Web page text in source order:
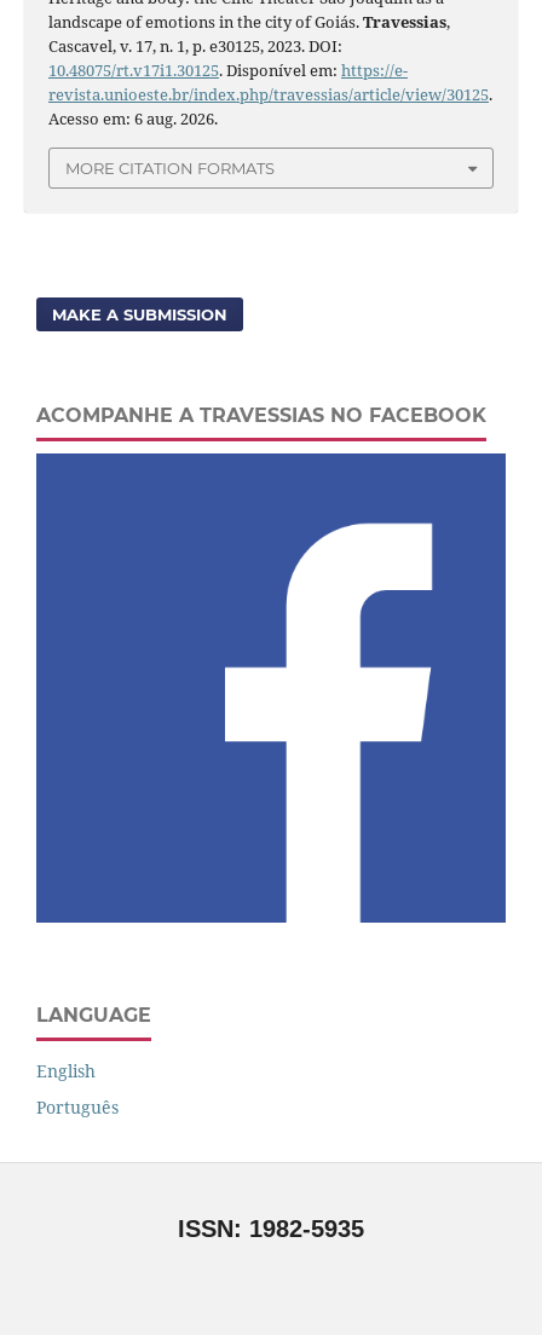
landscape of emotions in the city of Goiás.Travessias,
Cascavel, v. 17, n. 1, p. e30125, 2023. DOI:
10.48075/rt.v17i1.30125. Disponível em: https://e-
revista.unioeste.br/index.php/travessias/article/view/30125.
Acesso em: 6 aug. 2026.
MORE CITATION FORMATS
MAKE A SUBMISSION
ACOMPANHE A TRAVESSIAS NO FACEBOOK
LANGUAGE
English
Português
ISSN: 1982-5935